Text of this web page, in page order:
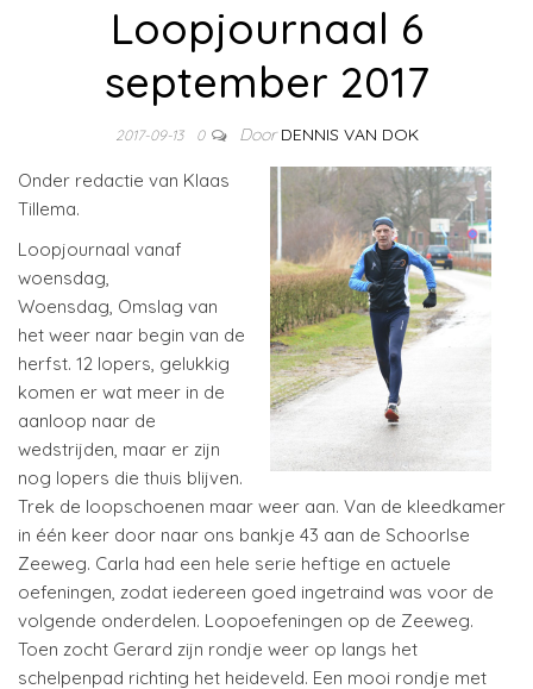
Loopjournaal 6
september 2017
2017-09-13 0 Door DENNIS VAN DOK
Onder redactie van Klaas
Tillema.
Loopjournaal vanaf
woensdag,
Woensdag, Omslag van
het weer naar begin van de
herfst. 12 lopers, gelukkig
komen er wat meer in de
aanloop naar de
wedstrijden, maar er zijn
nog lopers die thuis blijven.
Trek de loopschoenen maar weer aan. Van de kleedkamer
in één keer door naar ons bankje 43 aan de Schoorlse
Zeeweg. Carla had een hele serie heftige en actuele
oefeningen, zodat iedereen goed ingetraind was voor de
volgende onderdelen. Loopoefeningen op de Zeeweg.
Toen zocht Gerard zijn rondje weer op langs het
schelpenpad richting het heideveld. Een mooi rondje met